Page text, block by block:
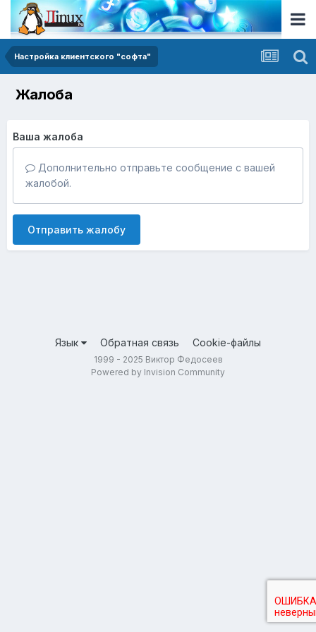
Настройка клиентского "софта"
Жалоба
Ваша жалоба
Дополнительно отправьте сообщение с вашей
жалобой.
Отправить жалобу
Язык Обратная связь Cookie-файлы
1999 - 2025 Виктор Федосеев
Powered by Invision Community